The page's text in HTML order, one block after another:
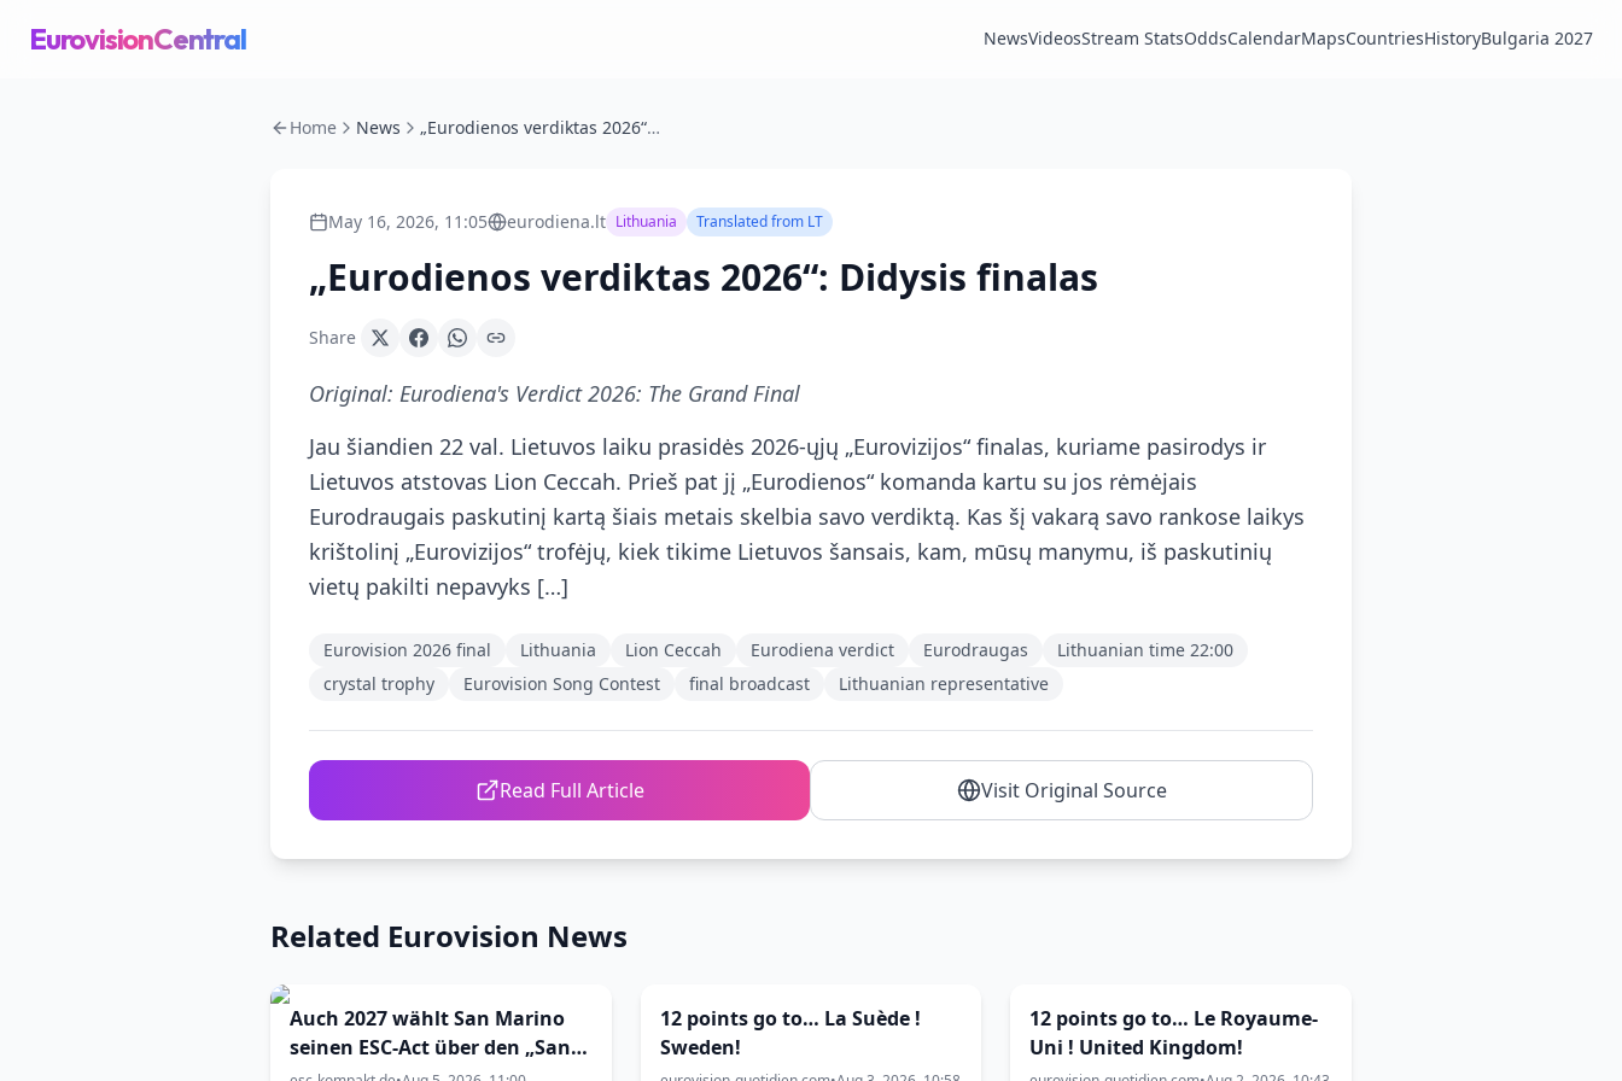
EurovisionCentral NewsVideosStream StatsOddsCalendarMapsCountriesHistoryBulgaria 2027
Home News „Eurodienos verdiktas 2026“: Didysis finalas
May 16, 2026, 11:05 eurodiena.lt Lithuania Translated from LT
„Eurodienos verdiktas 2026“: Didysis finalas
Share
Original: Eurodiena's Verdict 2026: The Grand Final
Jau šiandien 22 val. Lietuvos laiku prasidės 2026-ųjų „Eurovizijos“ finalas, kuriame pasirodys ir
Lietuvos atstovas Lion Ceccah. Prieš pat jį „Eurodienos“ komanda kartu su jos rėmėjais
Eurodraugais paskutinį kartą šiais metais skelbia savo verdiktą. Kas šį vakarą savo rankose laikys
krištolinį „Eurovizijos“ trofėjų, kiek tikime Lietuvos šansais, kam, mūsų manymu, iš paskutinių
vietų pakilti nepavyks […]
Eurovision 2026 final Lithuania Lion Ceccah Eurodiena verdict Eurodraugas
Lithuanian time 22:00
crystal trophy
Eurovision Song Contest final broadcast Lithuanian representative
Read Full Article Visit Original Source
Related Eurovision News
Auch 2027 wählt San Marino
seinen ESC-Act über den „San
12 points go to… La Suède !
Sweden!
12 points go to… Le Royaume-
Uni ! United Kingdom!